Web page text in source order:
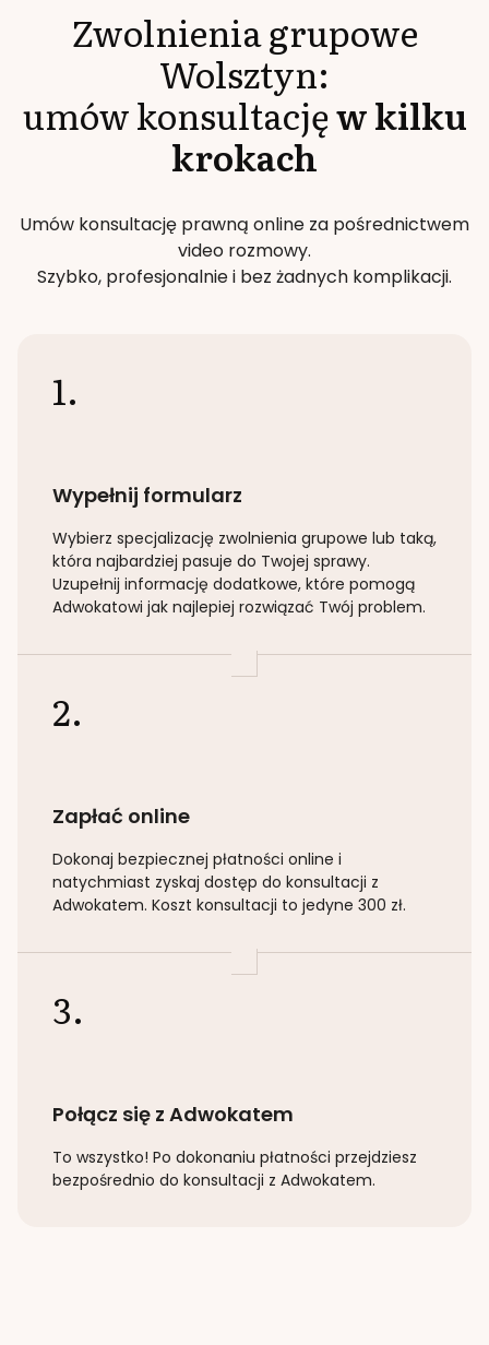
Zwolnienia grupowe
Wolsztyn:
umów konsultacjęw kilku
krokach
Umów konsultację prawną online za pośrednictwem
video rozmowy.
Szybko, profesjonalnie i bez żadnych komplikacji.
1.
Wypełnij formularz
Wybierz specjalizację zwolnienia grupowe lub taką,
która najbardziej pasuje do Twojej sprawy.
Uzupełnij informację dodatkowe, które pomogą
Adwokatowi jak najlepiej rozwiązać Twój problem.
2.
Zapłać online
Dokonaj bezpiecznej płatności online i
natychmiast zyskaj dostęp do konsultacji z
Adwokatem. Koszt konsultacji to jedyne 300 zł.
3.
Połącz się z Adwokatem
To wszystko! Po dokonaniu płatności przejdziesz
bezpośrednio do konsultacji z Adwokatem.